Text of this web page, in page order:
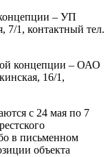
– УП
7/1, контактный тел.
концепции – ОАО
16/1,
с 24 мая по 7
в письменном
объекта